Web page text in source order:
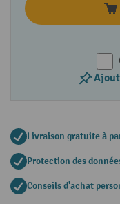
Livraison gratuite à
Protection des
Conseils d'achat